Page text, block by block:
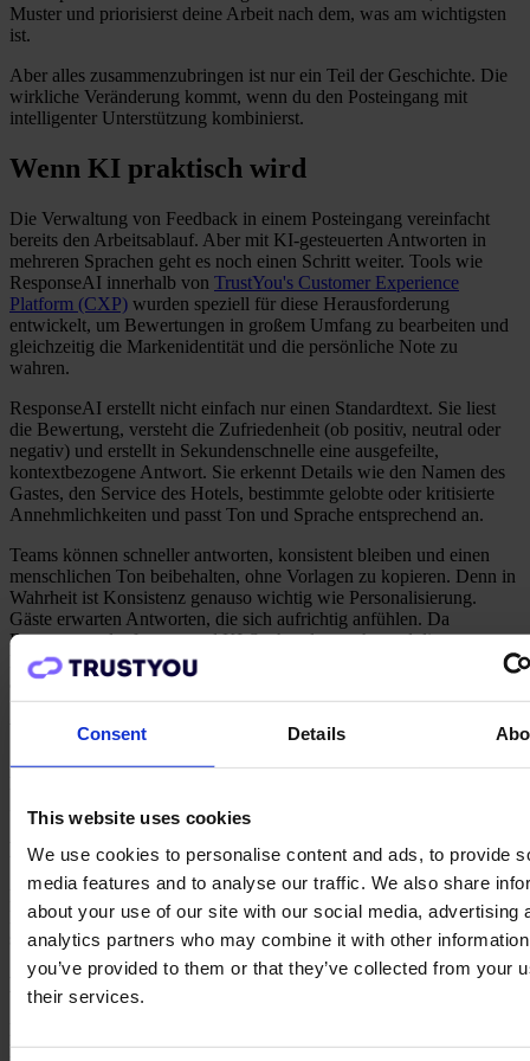
Consent Details
This website uses cookies
We use cookies to personalise content and ads, to provide
media features and to analyse our traffic. We also share
about your use of our site with our social media, advertising
analytics partners who may combine it with other
you’ve provided to them or that they’ve collected from your
their services.
Muster und priorisierst deine Arbeit nach dem, was am wichtigsten
ist.
Aber alles zusammenzubringen ist nur ein Teil der Geschichte. Die
wirkliche Veränderung kommt, wenn du den Posteingang mit
intelligenter Unterstützung kombinierst.
Wenn KI praktisch wird
Die Verwaltung von Feedback in einem Posteingang vereinfacht
bereits den Arbeitsablauf. Aber mit KI-gesteuerten Antworten in
mehreren Sprachen geht es noch einen Schritt weiter. Tools wie
ResponseAI innerhalb von TrustYou's Customer Experience
Platform (CXP) wurden speziell für diese Herausforderung
entwickelt, um Bewertungen in großem Umfang zu bearbeiten und
gleichzeitig die Markenidentität und die persönliche Note zu
wahren.
ResponseAI erstellt nicht einfach nur einen Standardtext. Sie liest
die Bewertung, versteht die Zufriedenheit (ob positiv, neutral oder
negativ) und erstellt in Sekundenschnelle eine ausgefeilte,
kontextbezogene Antwort. Sie erkennt Details wie den Namen des
Gastes, den Service des Hotels, bestimmte gelobte oder kritisierte
Annehmlichkeiten und passt Ton und Sprache entsprechend an.
Teams können schneller antworten, konsistent bleiben und einen
menschlichen Ton beibehalten, ohne Vorlagen zu kopieren. Denn in
Wahrheit ist Konsistenz genauso wichtig wie Personalisierung.
Gäste erwarten Antworten, die sich aufrichtig anfühlen. Da
Bewertungsplattformen und KI-Suchtools zunehmend die
Häufigkeit und das Engagement belohnen, wird die Kombination
aus Geschwindigkeit und Qualität zu einem Wettbewerbsvorteil.
Wie sieht das in der Praxis aus?
Positive Bewertungen
Eine prompte, aufmerksame Antwort bestätigt dem Gast, dass seine
Erfahrung geschätzt wurde. Sie unterstreicht, was künftige Gäste
sehen, wenn sie deine Bewertungen lesen, und stärkt das Vertrauen.
Neutrale Bewertungen
Klarheit verwandeln und manchmal auch zu mehr Loyalität führen.